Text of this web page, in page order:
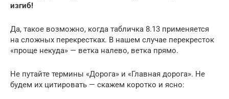
изгиб!
Да, такое возможно, когда табличка 8.13 применяется
на сложных перекрестках. В нашем случае перекресток
«проще некуда» — ветка налево, ветка прямо.
Не путайте термины «Дорога» и «Главная дорога». Не
будем их цитировать — скажем коротко и ясно: